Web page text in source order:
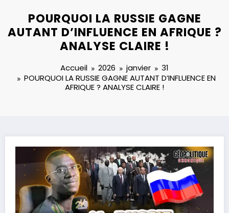
POURQUOI LA RUSSIE GAGNE
AUTANT D’INFLUENCE EN AFRIQUE ?
ANALYSE CLAIRE !
Accueil 2026 janvier
31
POURQUOI LA RUSSIE GAGNE AUTANT D’INFLUENCE EN
AFRIQUE ? ANALYSE CLAIRE !